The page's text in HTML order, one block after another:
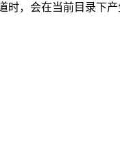
时，会在当前目录下产